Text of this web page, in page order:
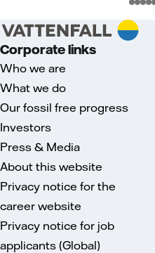
Corporate links
Who we are
What we do
Our fossil free progress
Investors
Press & Media
About this website
Privacy notice for the
career website
Privacy notice for job
applicants (Global)